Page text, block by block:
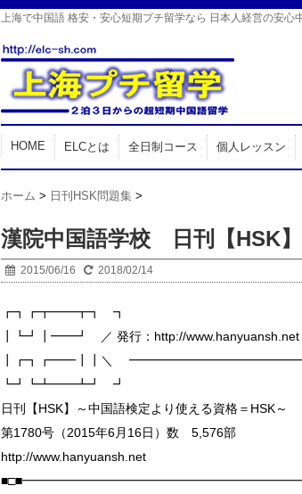
上海で中国語 格安・安心短期プチ留学なら 日本人経営の安心
HOME ELCとは 全日制コース 個人レッスン
ホーム > 日刊HSK問題集 >
漢院中国語学校 日刊【HSK】
2015/06/16 2018/02/14
┏┓┏┳━━┳┓ ┓
┃┗┛┃━━┛ ／ 発行：http://www.hanyuansh.net
┃┏┓┏━━┃┃＼
┗┛┗┻━━┻┛ ┛
日刊【HSK】～中国語検定より使える資格＝HSK～
第1780号（2015年6月16日）数 5,576部
http://www.hanyuansh.net